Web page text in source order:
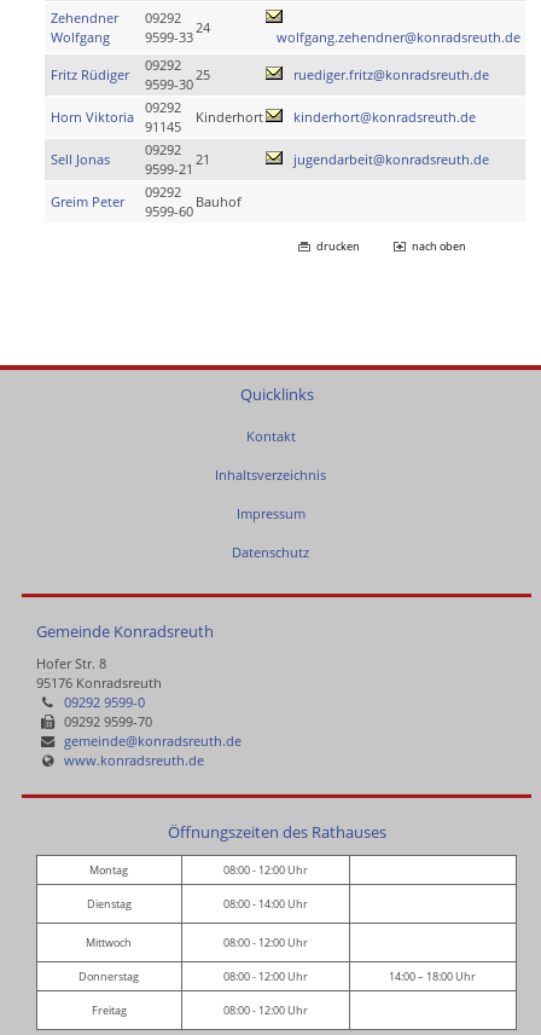
Zehendner
Wolfgang
09292
9599-33
24
wolfgang.zehendner@konradsreuth.de
Fritz Rüdiger
09292
9599-30
25 ruediger.fritz@konradsreuth.de
Horn Viktoria
09292
91145
Kinderhort kinderhort@konradsreuth.de
Sell Jonas
09292
9599-21
21 jugendarbeit@konradsreuth.de
Greim Peter
09292
9599-60
Bauhof
drucken nach oben
Quicklinks
Kontakt
Inhaltsverzeichnis
Impressum
Datenschutz
Gemeinde Konradsreuth
Hofer Str. 8
95176 Konradsreuth
09292 9599-0
09292 9599-70
gemeinde@konradsreuth.de
www.konradsreuth.de
Öffnungszeiten des Rathauses
Montag 08:00 - 12:00 Uhr
Dienstag 08:00 - 14:00 Uhr
Mittwoch 08:00 - 12:00 Uhr
Donnerstag 08:00 - 12:00 Uhr 14:00 – 18:00 Uhr
Freitag 08:00 - 12:00 Uhr